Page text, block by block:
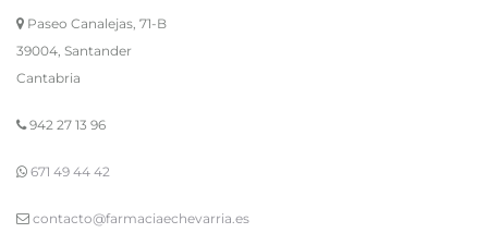
Paseo Canalejas, 71-B
39004, Santander
Cantabria
942 27 13 96
671 49 44 42
contacto@farmaciaechevarria.es